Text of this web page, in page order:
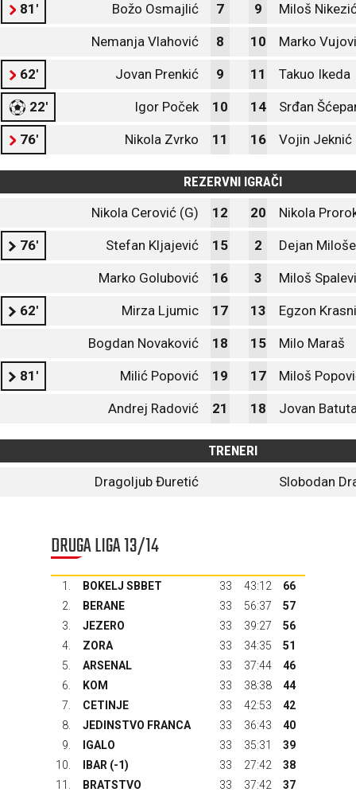
81' Božo Osmajlić 7 9 Miloš
Nemanja Vlahović 8 10 Marko
62' Jovan Prenkić 9 11 Takuo Ikeda
22' Igor Poček 10 14 Srđan
76' Nikola Zvrko 11 16 Vojin Jeknić
REZERVNI IGRAČI
Nikola Cerović (G)
12 20 Nikola
76' Stefan Kljajević 15 2 Dejan
Marko Golubović 16 3 Miloš
62' Mirza Ljumic 17 13 Egzon
Bogdan Novaković 18 15 Milo Maraš
81' Milić Popović 19 17 Miloš
Andrej Radović 21 18 Jovan
TRENERI
Dragoljub Đuretić
Slobodan
DRUGA LIGA 13/14
1. BOKELJ SBBET 33 43:12
66
2.
BERANE 33 56:37
57
3.
JEZERO 33 39:27
56
4.
ZORA 33 34:35
51
5.
ARSENAL 33 37:44
46
6.
KOM 33 38:38
44
7.
CETINJE 33 42:53
42
8.
JEDINSTVO FRANCA 33 36:43
40
9.
IGALO 33 35:31
39
10.
IBAR (-1) 33 27:42
38
11.
BRATSTVO 33 37:42
37